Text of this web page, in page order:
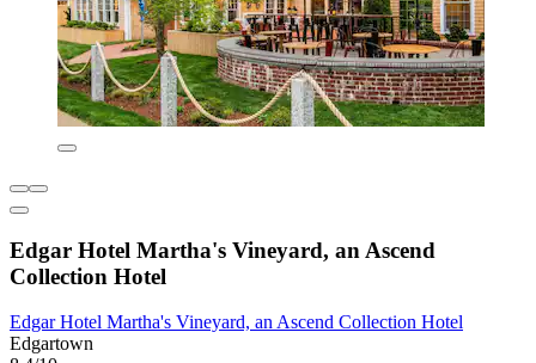
Edgar Hotel Martha's Vineyard, an Ascend
Collection Hotel
Edgar Hotel Martha's Vineyard, an Ascend Collection Hotel
Edgartown